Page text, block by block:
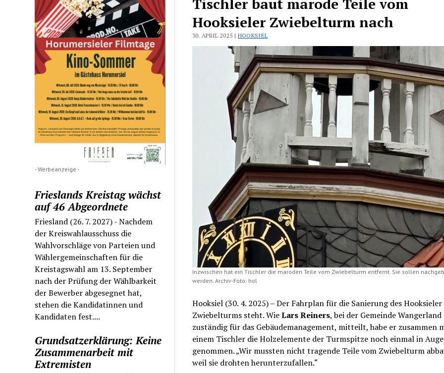
- Werbeanzeige -
Frieslands Kreistag wächst
auf 46 Abgeordnete
Friesland (26. 7. 2027) - Nachdem
der Kreiswahlausschuss die
Wahlvorschläge von Parteien und
Wählergemeinschaften für die
Kreistagswahl am 13. September
nach der Prüfung der Wählbarkeit
der Bewerber abgesegnet hat,
stehen die Kandidatinnen und
Kandidaten fest....
Grundsatzerklärung: Keine
Zusammenarbeit mit
Extremisten
Tischler baut marode Teile vom
Hooksieler Zwiebelturm nach
30. APRIL 2025 | HOOKSIEL
Inzwischen hat ein Tischler die maroden Teile vom Zwiebelturm entfernt. Sie sollen
werden. Archiv-Foto: hol
Hooksiel (30. 4. 2025) – Der Fahrplan für die Sanierung des Hooksieler
Zwiebelturms steht. WieLars Reiners, bei der Gemeinde Wangerland
zuständig für das Gebäudemanagement, mitteilt, habe er zusammen
einem Tischler die Holzelemente der Turmspitze noch einmal in
genommen. „Wir mussten nicht tragende Teile vom Zwiebelturm
weil sie drohten herunterzufallen.“